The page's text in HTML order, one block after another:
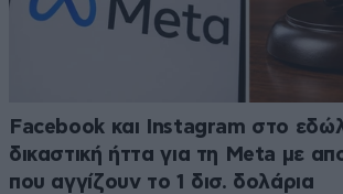
Facebook και Instagram στο
δικαστική ήττα για τη Meta με
που αγγίζουν το 1 δισ. δολάρια